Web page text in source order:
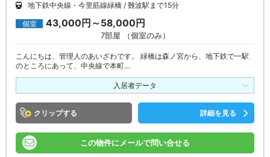
地下鉄中央線・今里筋線緑橋
難波駅まで15分
個室 43,000円～58,000円
7部屋 （個室のみ）
こんにちは、管理人のあいざわです。 緑橋は森ノ宮から、地下鉄で一駅
のところにあって、中央線で本町…
入居者データ
クリップ 詳細を見る
この物件にメールで問い合せる